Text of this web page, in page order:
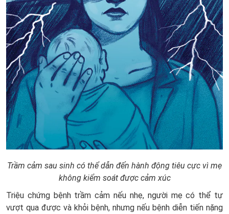
Trầm cảm sau sinh có thể dẫn đến hành động tiêu cực vì mẹ
không kiểm soát được cảm xúc
Triệu chứng bệnh trầm cảm nếu nhẹ, người mẹ có thể tự
vượt qua được và khỏi bệnh, nhưng nếu bệnh diễn tiến nặng